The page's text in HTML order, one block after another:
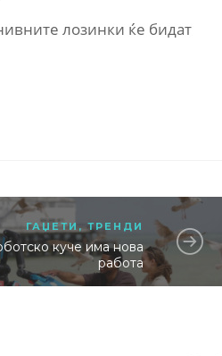
лозинки ќе бидат
ГАЏЕТИ ,ТРЕНДИ
куче има нова
работа